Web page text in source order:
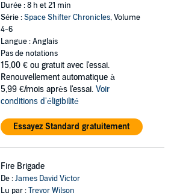
Durée : 8 h et 21 min
Série :Space Shifter Chronicles, Volume
4-6
Langue : Anglais
Pas de notations
15,00 € ou gratuit avec l'essai.
Renouvellement automatique à
5,99 €/mois après l'essai. Voir
conditions d'éligibilité
Essayez Standard gratuitement
Fire Brigade
De :James David Victor
Lu par :Trevor Wilson